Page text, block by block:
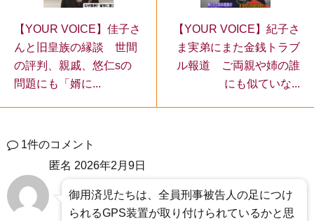
【YOUR VOICE】佳子さ
んと旧皇族の縁談 世間
の評判、親戚、悠仁sの
問題にも「婿に...
【YOUR VOICE】紀子さ
ま実弟にまた金銭トラブ
ル報道 ご両親や姉の誰
にも似ていな...
1件のコメント
匿名 2026年2月9日
御用済児たちは、全員刑事被告人の足につけ
られるGPS装置が取り付けられているかと思